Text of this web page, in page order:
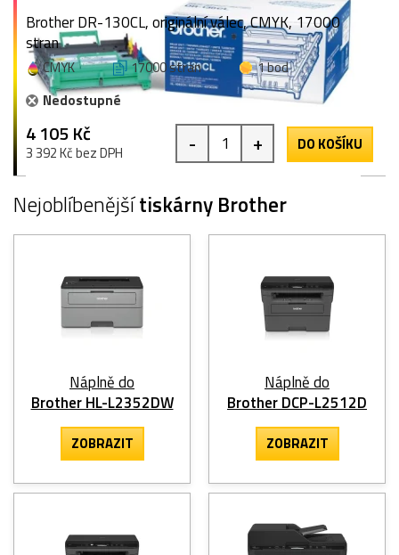
Brother DR-130CL, originální válec, CMYK, 17000
stran
CMYK 17000 stran
1 bod
Nedostupné
4 105 Kč
3 392 Kč bez DPH - + DO KOŠÍKU
Nejoblíbenějšítiskárny Brother
Náplně do
Brother HL-L2352DW
ZOBRAZIT
Náplně do
Brother DCP-L2512D
ZOBRAZIT